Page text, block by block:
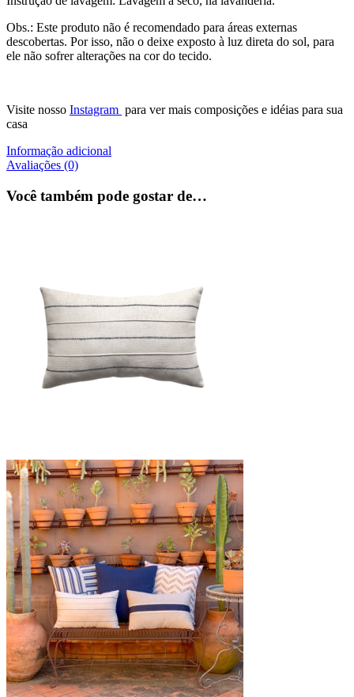
Obs.: Este produto não é recomendado para áreas externas
descobertas. Por isso, não o deixe exposto à luz direta do sol, para
ele não sofrer alterações na cor do tecido.
Visite nosso Instagram para ver mais composições e idéias para sua
casa
Informação adicional
Avaliações (0)
Você também pode gostar de…